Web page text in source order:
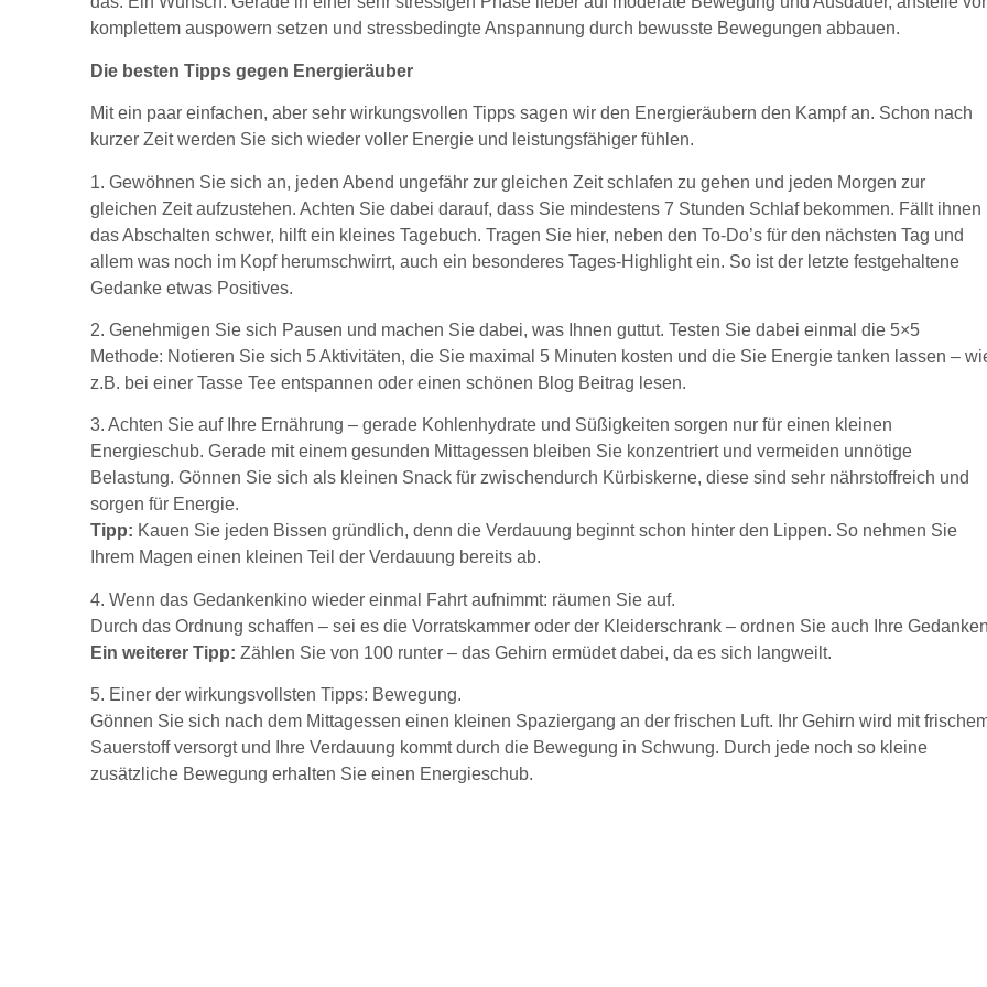
komplettem auspowern setzen und stressbedingte Anspannung durch bewusste Bewegungen abbauen.
Die besten Tipps gegen Energieräuber
Mit ein paar einfachen, aber sehr wirkungsvollen Tipps sagen wir den Energieräubern den Kampf an. Schon nach
kurzer Zeit werden Sie sich wieder voller Energie und leistungsfähiger fühlen.
1. Gewöhnen Sie sich an, jeden Abend ungefähr zur gleichen Zeit schlafen zu gehen und jeden Morgen zur
gleichen Zeit aufzustehen. Achten Sie dabei darauf, dass Sie mindestens 7 Stunden Schlaf bekommen. Fällt ihnen
das Abschalten schwer, hilft ein kleines Tagebuch. Tragen Sie hier, neben den To-Do’s für den nächsten Tag und
allem was noch im Kopf herumschwirrt, auch ein besonderes Tages-Highlight ein. So ist der letzte festgehaltene
Gedanke etwas Positives.
2. Genehmigen Sie sich Pausen und machen Sie dabei, was Ihnen guttut. Testen Sie dabei einmal die 5×5
Methode: Notieren Sie sich 5 Aktivitäten, die Sie maximal 5 Minuten kosten und die Sie Energie tanken lassen –
z.B. bei einer Tasse Tee entspannen oder einen schönen Blog Beitrag lesen.
3. Achten Sie auf Ihre Ernährung – gerade Kohlenhydrate und Süßigkeiten sorgen nur für einen kleinen
Energieschub. Gerade mit einem gesunden Mittagessen bleiben Sie konzentriert und vermeiden unnötige
Belastung. Gönnen Sie sich als kleinen Snack für zwischendurch Kürbiskerne, diese sind sehr nährstoffreich und
sorgen für Energie.
Tipp: Kauen Sie jeden Bissen gründlich, denn die Verdauung beginnt schon hinter den Lippen. So nehmen Sie
Ihrem Magen einen kleinen Teil der Verdauung bereits ab.
4. Wenn das Gedankenkino wieder einmal Fahrt aufnimmt: räumen Sie auf.
Durch das Ordnung schaffen – sei es die Vorratskammer oder der Kleiderschrank – ordnen Sie auch Ihre
Ein weiterer Tipp: Zählen Sie von 100 runter – das Gehirn ermüdet dabei, da es sich langweilt.
5. Einer der wirkungsvollsten Tipps: Bewegung.
Gönnen Sie sich nach dem Mittagessen einen kleinen Spaziergang an der frischen Luft. Ihr Gehirn wird mit
Sauerstoff versorgt und Ihre Verdauung kommt durch die Bewegung in Schwung. Durch jede noch so kleine
zusätzliche Bewegung erhalten Sie einen Energieschub.